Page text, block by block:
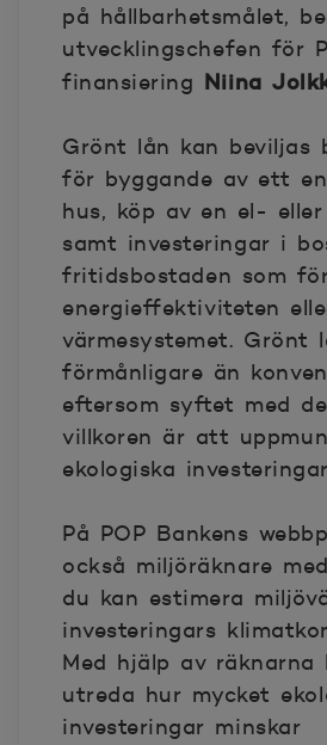
på hållbarhetsmålet,
utvecklingschefen för
finansiering Niina
Grönt lån kan beviljas
för byggande av ett
hus, köp av en el-
samt investeringar i
fritidsbostaden som
energieffektiviteten
värmesystemet. Grönt
förmånligare än
eftersom syftet med
villkoren är att
ekologiska
På POP Bankens
också miljöräknare
du kan estimera
investeringars
Med hjälp av räknarna
utreda hur mycket
investeringar minskar